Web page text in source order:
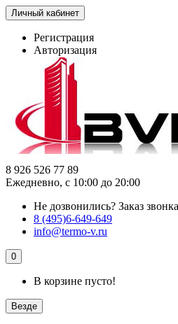
Личный кабинет
Регистрация
Авторизация
8 926 526 77 89
Ежедневно, с 10:00 до 20:00
Не дозвонились? Заказ
8 (495)6-649-649
info@termo-v.ru
0
В корзине пусто!
Везде